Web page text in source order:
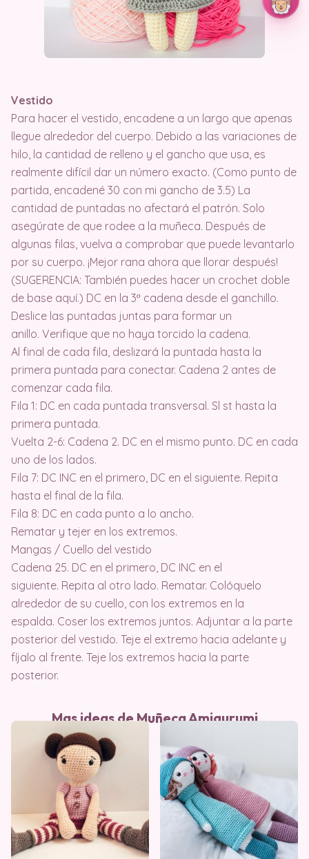
Vestido
Para hacer el vestido, encadene a un largo que apenas
llegue alrededor del cuerpo. Debido a las variaciones de
hilo, la cantidad de relleno y el gancho que usa, es
realmente difícil dar un número exacto. (Como punto de
partida, encadené 30 con mi gancho de 3.5) La
cantidad de puntadas no afectará el patrón. Solo
asegúrate de que rodee a la muñeca. Después de
algunas filas, vuelva a comprobar que puede levantarlo
por su cuerpo. ¡Mejor rana ahora que llorar después!
(SUGERENCIA: También puedes hacer un crochet doble
de base aquí.) DC en la 3ª cadena desde el ganchillo.
Deslice las puntadas juntas para formar un
anillo. Verifique que no haya torcido la cadena.
Al final de cada fila, deslizará la puntada hasta la
primera puntada para conectar. Cadena 2 antes de
comenzar cada fila.
Fila 1: DC en cada puntada transversal. Sl st hasta la
primera puntada.
Vuelta 2-6: Cadena 2. DC en el mismo punto. DC en cada
uno de los lados.
Fila 7: DC INC en el primero, DC en el siguiente. Repita
hasta el final de la fila.
Fila 8: DC en cada punto a lo ancho.
Rematar y tejer en los extremos.
Mangas / Cuello del vestido
Cadena 25. DC en el primero, DC INC en el
siguiente. Repita al otro lado. Rematar. Colóquelo
alrededor de su cuello, con los extremos en la
espalda. Coser los extremos juntos. Adjuntar a la parte
posterior del vestido. Teje el extremo hacia adelante y
fíjalo al frente. Teje los extremos hacia la parte
posterior.
Mas ideas de Muñeca Amigurumi